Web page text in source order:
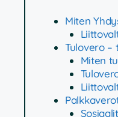
Miten
Tulovero –
Miten